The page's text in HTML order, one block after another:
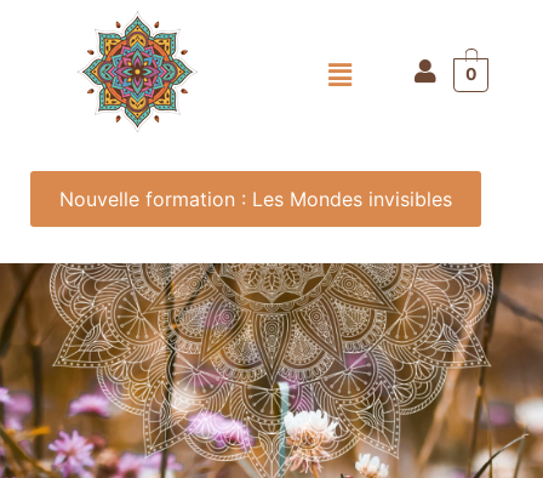
0
Nouvelle formation : Les Mondes invisibles